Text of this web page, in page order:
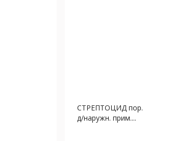
СТРЕПТОЦИД пор.
д/наружн. прим....